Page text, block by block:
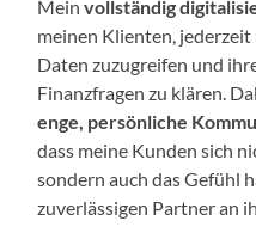
Meinvollständig
meinen Klienten,
Daten zuzugreifen und
Finanzfragen zu klären.
enge, persönliche
dass meine Kunden sich
sondern auch das Gefühl
zuverlässigen Partner an